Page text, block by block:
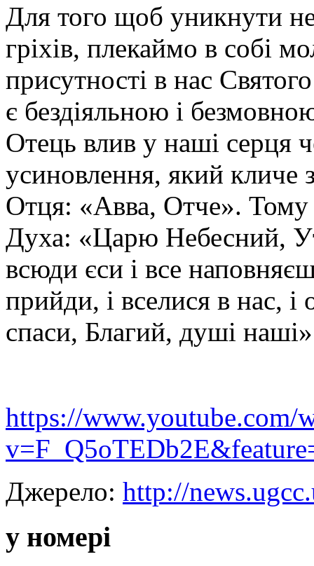
Для того щоб уникнути
гріхів, плекаймо в собі
присутності в нас
є бездіяльною і
Отець влив у наші серця
усиновлення, який кличе
Отця: «Авва, Отче».
Духа: «Царю Небесний,
всюди єси і все
прийди, і вселися в нас, і
спаси, Благий, душі
https://www.youtube.com/
Джерело: http://
у номері